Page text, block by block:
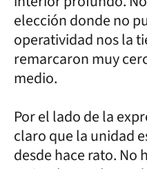
elección donde no
operatividad nos la
remarcaron muy
medio.
Por el lado de la
claro que la unidad
desde hace rato. No